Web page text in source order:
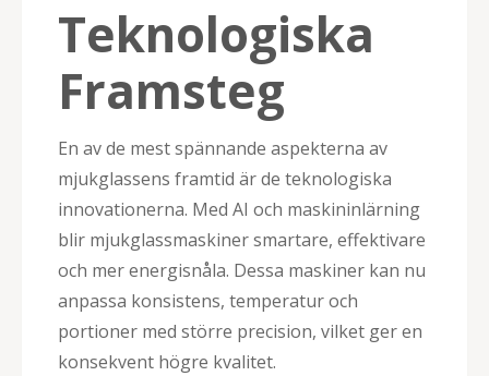
Teknologiska
Framsteg
En av de mest spännande aspekterna av
mjukglassens framtid är de teknologiska
innovationerna. Med AI och maskininlärning
blir mjukglassmaskiner smartare, effektivare
och mer energisnåla. Dessa maskiner kan nu
anpassa konsistens, temperatur och
portioner med större precision, vilket ger en
konsekvent högre kvalitet.